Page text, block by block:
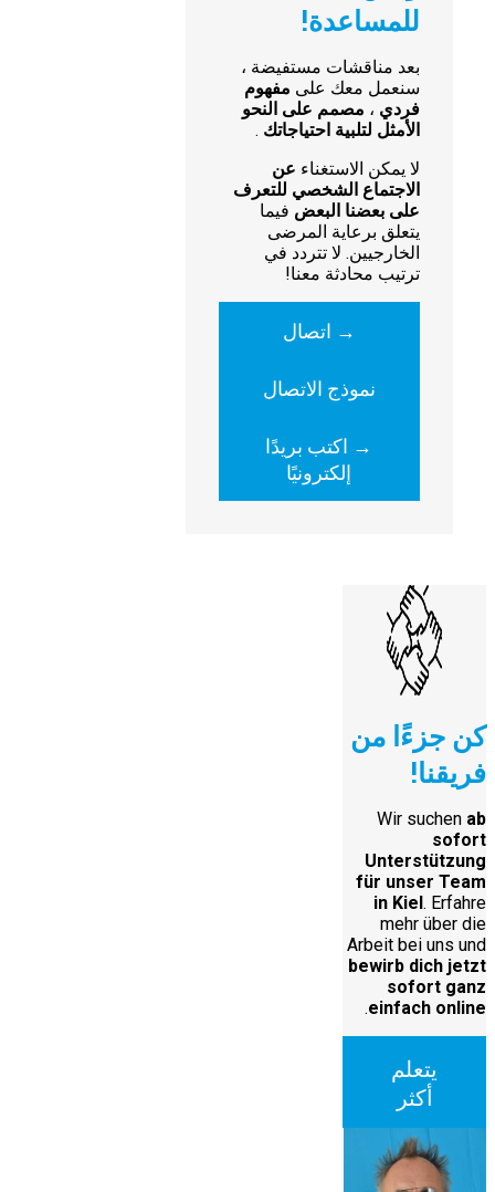
للمساعدة!
بعد مناقشات مستفيضة ،
سنعمل معك على مفهوم
فردي ، مصمم على النحو
الأمثل لتلبية احتياجاتك .
لا يمكن الاستغناء عن
الاجتماع الشخصي للتعرف
على بعضنا البعض فيما
يتعلق برعاية المرضى
الخارجيين. لا تتردد في
ترتيب محادثة معنا!
→ اتصال
نموذج الاتصال
→ اكتب بريدًا
إلكترونيًا
كن جزءًا من
فريقنا!
Wir suchen ab
sofort
Unterstützung
für unser Team
in Kiel . Erfahre
mehr über die
Arbeit bei uns und
bewirb dich jetzt
sofort ganz
einfach online
.
يتعلم
أكثر